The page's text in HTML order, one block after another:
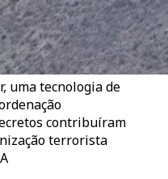
uma tecnologia de
contribuíram
terrorista